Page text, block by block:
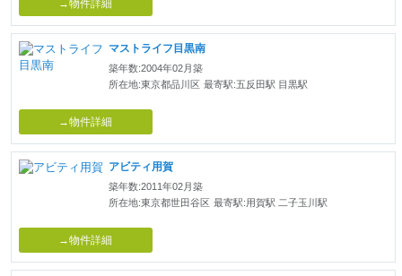
→物件詳細
マストライフ目黒南
築年数:2004年02月築
所在地:東京都品川区 最寄駅:五反田駅 目黒駅
→物件詳細
アビティ用賀
築年数:2011年02月築
所在地:東京都世田谷区 最寄駅:用賀駅 二子玉川駅
→物件詳細